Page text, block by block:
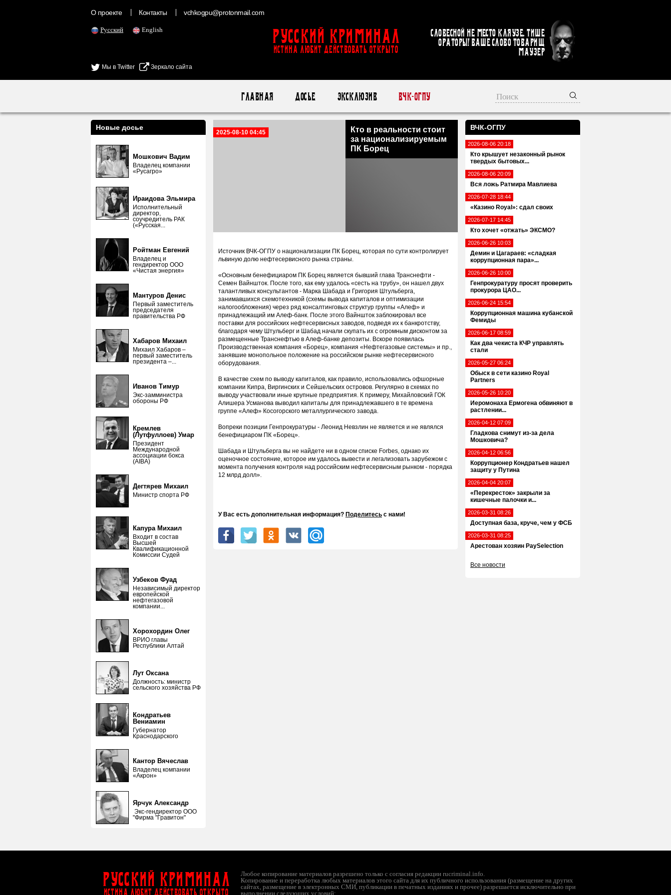
О проекте Контакты vchkogpu@protonmail.com
Русский English
Мы в Twitter Зеркало сайта
Русский Криминал
ИСТИНА ЛЮБИТ ДЕЙСТВОВАТЬ ОТКРЫТО
Словесной не место кляузе. Тише
ораторы! Ваше слово товарищ
Маузер
Главная Досье Эксклюзив ВЧК-ОГПУ
ВЧК-ОГПУ
2026-08-06 20:18
Кто крышует незаконный рынок
твердых бытовых...
2026-08-06 20:09
Вся ложь Ратмира Мавлиева
2026-07-28 18:44
«Казино Royal»: сдал своих
2026-07-17 14:45
Кто хочет «отжать» ЭКСМО?
2026-06-26 10:03
Демин и Цагараев: «сладкая
коррупционная пара»...
2026-06-26 10:00
Генпрокуратуру просят проверить
прокурора ЦАО...
2026-06-24 15:54
Коррупционная машина кубанской
Фемиды
2026-06-17 08:59
Как два чекиста КЧР управлять
стали
2026-05-27 06:24
Обыск в сети казино Royal
Partners
2026-05-26 10:20
Иеромонаха Ермогена обвиняют в
растлении...
2026-04-12 07:09
Гладкова снимут из-за дела
Мошковича?
2026-04-12 06:56
Коррупционер Кондратьев нашел
защиту у Путина
2026-04-04 20:07
«Перекресток» закрыли за
кишечные палочки и...
2026-03-31 08:26
Доступная база, круче, чем у ФСБ
2026-03-31 08:25
Арестован хозяин PaySelection
Все новости
Новые досье
Мошкович Вадим
Владелец компании
«Русагро»
Ираидова Эльмира
Исполнительный
директор,
соучредитель РАК
(«Русская...
Ройтман Евгений
Владелец и
гендиректор ООО
«Чистая энергия»
Мантуров Денис
Первый заместитель
председателя
правительства РФ
Хабаров Михаил
Михаил Хабаров –
первый заместитель
президента –...
Иванов Тимур
Экс-замминистра
обороны РФ
Кремлев
(Лутфуллоев) Умар
Президент
Международной
ассоциации бокса
(AIBA)
Дегтярев Михаил
Министр спорта РФ
Капура Михаил
Входит в состав
Высшей
Квалификационной
Комиссии Судей
Узбеков Фуад
Независимый директор
европейской
нефтегазовой
компании...
Хорохордин Олег
ВРИО главы
Республики Алтай
Лут Оксана
Должность: министр
сельского хозяйства РФ
Кондратьев
Вениамин
Губернатор
Краснодарского
Кантор Вячеслав
Владелец компании
«Акрон»
Ярчук Александр
Экс-гендиректор ООО
"Фирма "Гравитон"
2025-08-10 04:45
Кто в реальности стоит
за национализируемым
ПК Борец
Источник ВЧК-ОГПУ о национализации ПК Борец, которая по сути контролирует
львиную долю нефтесервисного рынка страны.
«Основным бенефициаром ПК Борец является бывший глава Транснефти -
Семен Вайншток. После того, как ему удалось «сесть на трубу», он нашел двух
талантливых консультантов - Марка Шабада и Григория Штульберга,
занимавшихся схемотехникой (схемы вывода капиталов и оптимизации
налогообложения) через ряд консалтинговых структур группы «Алеф» и
принадлежащий им Алеф-банк. После этого Вайншток заблокировал все
поставки для российских нефтесервисных заводов, подведя их к банкротству,
благодаря чему Штульберг и Шабад начали скупать их с огромным дисконтом за
размещенные Транснефтью в Алеф-банке депозиты. Вскоре появилась
Производственная компания «Борец», компания «Нефтегазовые системы» и пр.,
занявшие монопольное положение на российском рынке нефтесервисного
оборудования.
В качестве схем по выводу капиталов, как правило, использовались офшорные
компании Кипра, Виргинских и Сейшельских островов. Регулярно в схемах по
выводу участвовали иные крупные предприятия. К примеру, Михайловский ГОК
Алишера Усманова выводил капиталы для принадлежавшего в те времена
группе «Алеф» Косогорского металлургического завода.
Вопреки позиции Генпрокуратуры - Леонид Невзлин не является и не являлся
бенефициаром ПК «Борец».
Шабада и Штульберга вы не найдете ни в одном списке Forbes, однако их
оценочное состояние, которое им удалось вывести и легализовать зарубежом с
момента получения контроля над российским нефтесервисным рынком - порядка
12 млрд долл».
У Вас есть дополнительная информация? Поделитесь с нами!
Русский Криминал
ИСТИНА ЛЮБИТ ДЕЙСТВОВАТЬ ОТКРЫТО
Любое копирование материалов разрешено только с согласия редакции rucriminal.info.
Копирование и переработка любых материалов этого сайта для их публичного использования (размещение на других
сайтах, размещение в электронных СМИ, публикации в печатных изданиях и прочее) разрешается исключительно при
выполнении следующих условий: